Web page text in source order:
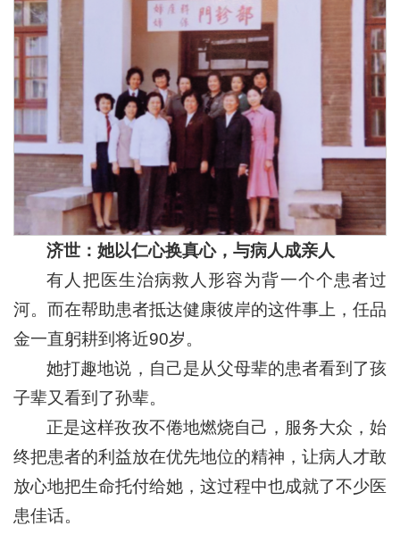
济世：她以仁心换真心，与病人成亲人
有人把医生治病救人形容为背一个个患者过
河。而在帮助患者抵达健康彼岸的这件事上，任品
金一直躬耕到将近90岁。
她打趣地说，自己是从父母辈的患者看到了孩
子辈又看到了孙辈。
正是这样孜孜不倦地燃烧自己，服务大众，始
终把患者的利益放在优先地位的精神，让病人才敢
放心地把生命托付给她，这过程中也成就了不少医
患佳话。